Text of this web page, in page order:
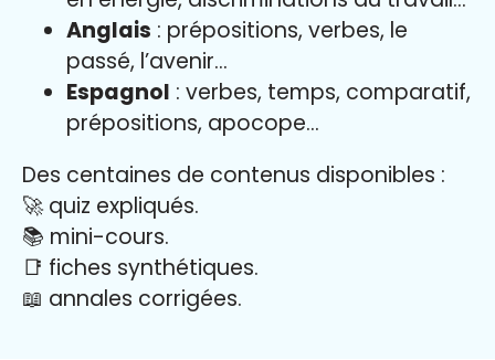
Anglais : prépositions, verbes, le
passé, l’avenir…
Espagnol : verbes, temps, comparatif,
prépositions, apocope…
Des centaines de contenus disponibles :
🚀 quiz expliqués.
📚 mini-cours.
📑 fiches synthétiques.
📖 annales corrigées.